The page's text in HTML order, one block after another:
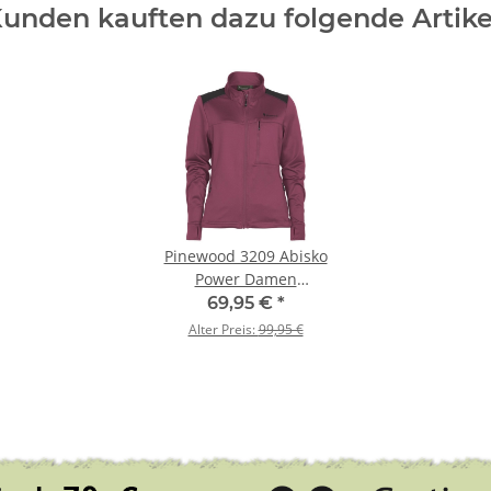
kauften dazu folgende
Pinewood 3209 Abisko
Power Damen
Fleecejacke Pink (507)
XS
69,95 € *
Alter Preis:99,95 €